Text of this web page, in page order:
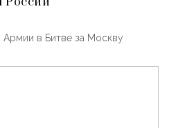
Армии в Битве за Москву